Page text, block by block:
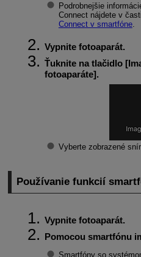
Podrobnejšie
Connect nájdete v časti
Connect v smartfóne.
Vypnite fotoaparát.
Ťuknite na tlačidlo [
fotoaparáte].
Vyberte zobrazené
Používanie funkcií
Vypnite fotoaparát.
Pomocou smartfónu
Smartfóny so